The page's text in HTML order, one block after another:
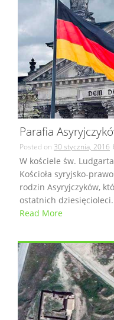
Parafia
Posted on 30 stycznia, 2016
W kościele św.
Kościoła syryjsko-
rodzin Asyryjczyków,
ostatnich dziesięcioleci.
Read More